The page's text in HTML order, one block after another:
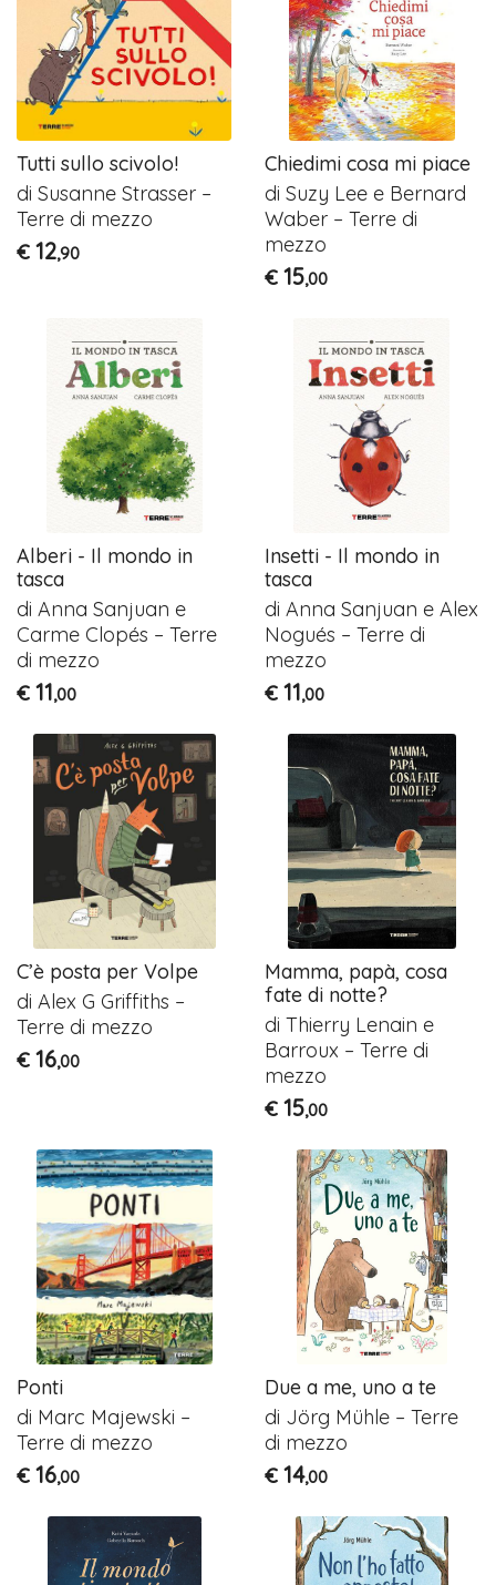
Tutti sullo scivolo!
di Susanne Strasser –
Terre di mezzo
€ 12,90
Chiedimi cosa mi piace
di Suzy Lee e Bernard
Waber – Terre di
mezzo
€ 15,00
Alberi - Il mondo in
tasca
di Anna Sanjuan e
Carme Clopés – Terre
di mezzo
€ 11,00
Insetti - Il mondo in
tasca
di Anna Sanjuan e Alex
Nogués – Terre di
mezzo
€ 11,00
C’è posta per Volpe
di Alex G Griffiths –
Terre di mezzo
€ 16,00
Mamma, papà, cosa
fate di notte?
di Thierry Lenain e
Barroux – Terre di
mezzo
€ 15,00
Ponti
di Marc Majewski –
Terre di mezzo
€ 16,00
Due a me, uno a te
di Jörg Mühle – Terre
di mezzo
€ 14,00